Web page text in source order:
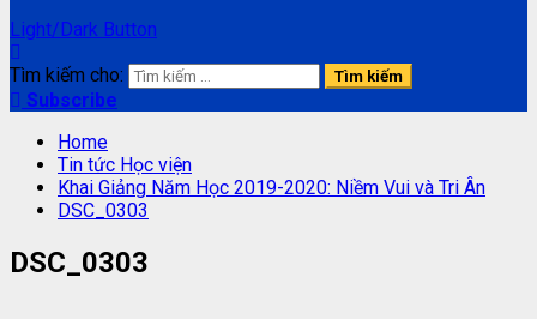
Light/Dark Button
Tìm kiếm cho:
Subscribe
Home
Tin tức Học viện
Khai Giảng Năm Học 2019-2020: Niềm Vui và Tri Ân
DSC_0303
DSC_0303